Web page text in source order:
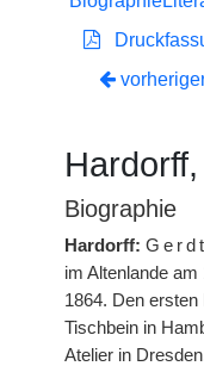
Biographie
Hardorff:
im Altenlande
1864. Den ersten
Tischbein in
Atelier in